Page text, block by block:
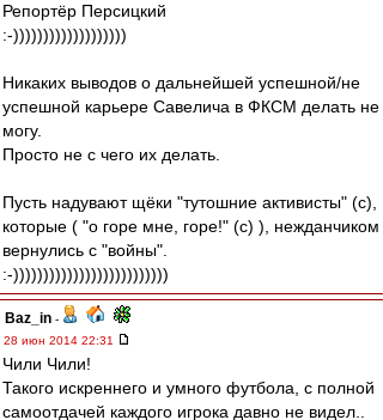
Репортёр Персицкий
:-)))))))))))))))))))
Никаких выводов о дальнейшей успешной/не
успешной карьере Савелича в ФКСМ делать не
могу.
Просто не с чего их делать.
Пусть надувают щёки "тутошние активисты" (с),
которые ( "о горе мне, горе!" (с) ), нежданчиком
вернулись с "войны".
:-))))))))))))))))))))))))))
Baz_in -
28 июн 2014 22:31
Чили Чили!
Такого искреннего и умного футбола, с полной
самоотдачей каждого игрока давно не видел..